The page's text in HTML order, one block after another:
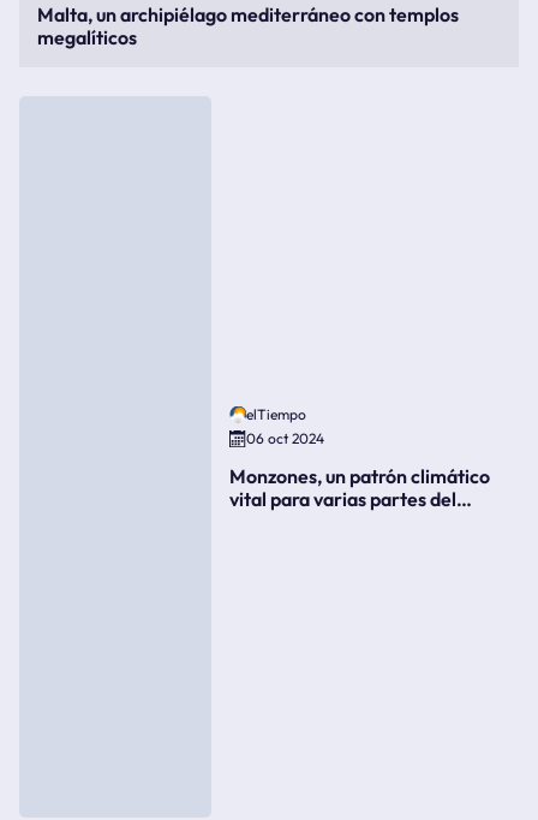
Malta, un archipiélago mediterráneo con templos
megalíticos
elTiempo
06 oct 2024
Monzones, un patrón climático
vital para varias partes del